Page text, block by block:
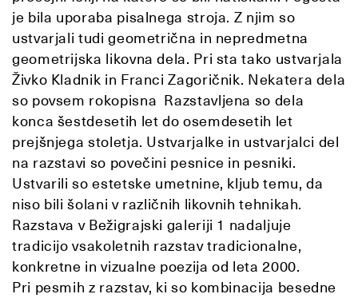
je bila uporaba pisalnega stroja. Z njim so
ustvarjali tudi geometrična in nepredmetna
geometrijska likovna dela. Pri sta tako ustvarjala
Živko Kladnik in Franci Zagoričnik. Nekatera dela
so povsem rokopisna Razstavljena so dela
konca šestdesetih let do osemdesetih let
prejšnjega stoletja. Ustvarjalke in ustvarjalci del
na razstavi so povečini pesnice in pesniki.
Ustvarili so estetske umetnine, kljub temu, da
niso bili šolani v različnih likovnih tehnikah.
Razstava v Bežigrajski galeriji 1 nadaljuje
tradicijo vsakoletnih razstav tradicionalne,
konkretne in vizualne poezija od leta 2000.
Pri pesmih z razstav, ki so kombinacija besedne